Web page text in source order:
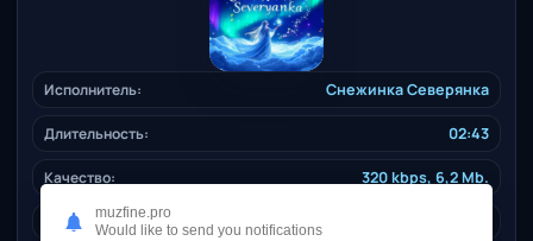
Исполнитель: Снежинка Северянка
Длительность: 02:43
Качество: 320 kbps, 6,2 Mb.
Жанр:
muzfine.pro
Would like to send you notifications